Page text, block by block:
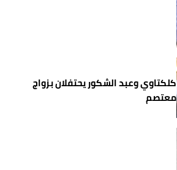
كلكتاوي وعبد الشكور يحتفلان بزواج
معتصم